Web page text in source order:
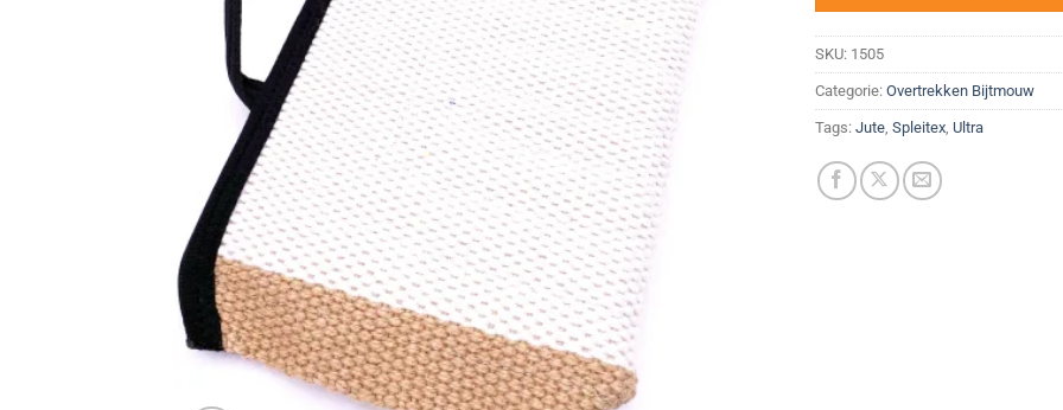
SKU: 1505
Categorie: Overtrekken Bijtmouw
Tags: Jute, Spleitex, Ultra